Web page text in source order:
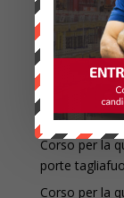
Ultime
Corso per la
porte
Corso per la